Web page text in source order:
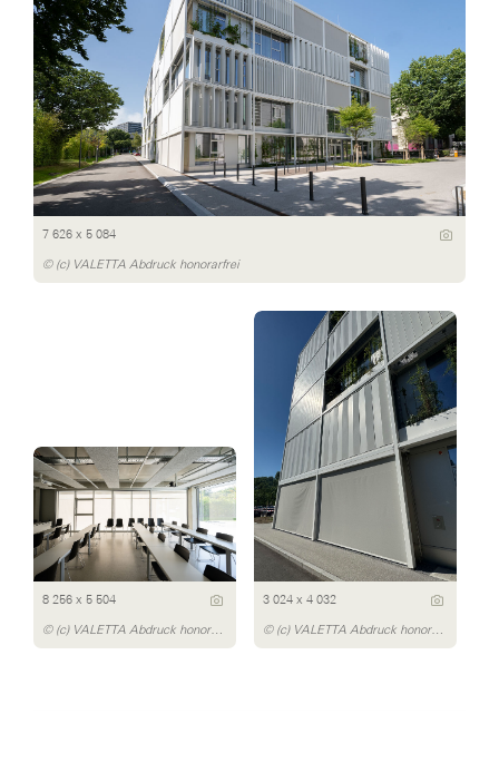
7 626 x 5 084
© (c) VALETTA Abdruck honorarfrei
8 256 x 5 504
© (c) VALETTA Abdruck honorarfrei
3 024 x 4 032
© (c) VALETTA Abdruck honorarfrei